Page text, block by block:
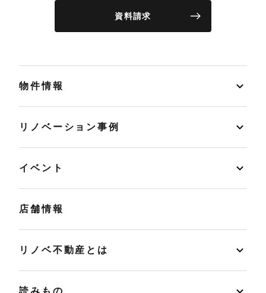
資料請求
物件情報
リノベーション事例
イベント
店舗情報
リノベ不動産とは